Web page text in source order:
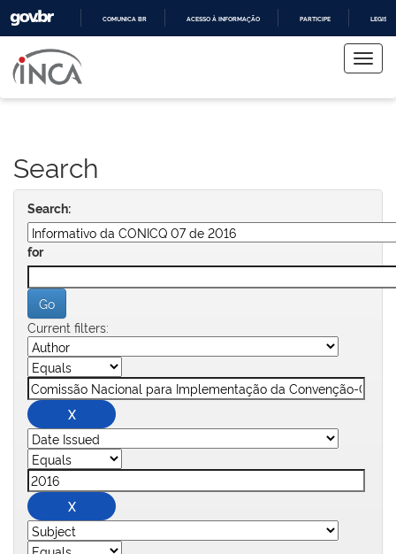
COMUNICA BR ACESSO À INFORMAÇÃO PARTICIPE
navigation
Search
Search:
for
Current filters: